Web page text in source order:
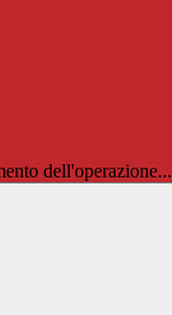
dell'operazione...